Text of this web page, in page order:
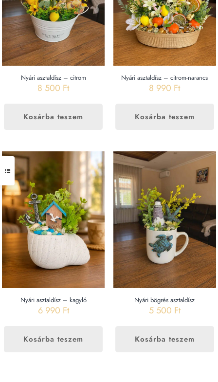
Nyári asztaldísz – citrom
8 500 Ft
Kosárba teszem
Nyári asztaldísz – citrom-narancs
8 990 Ft
Kosárba teszem
Nyári asztaldísz – kagyló
6 990 Ft
Kosárba teszem
Nyári bögrés asztaldísz
5 500 Ft
Kosárba teszem